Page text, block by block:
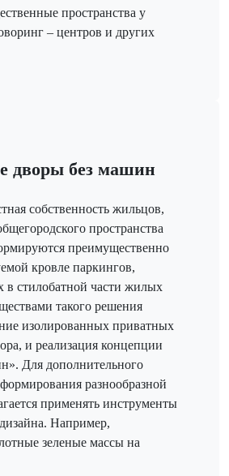
пространства у
– центров и других
дворы без машин
собственность жильцов,
пространства
преимущественно
кровле паркингов,
в стилобатной части жилых
такого решения
изолированных приватных
и реализация концепции
Для дополнительного
разнообразной
применять инструменты
Например,
зеленые массы на